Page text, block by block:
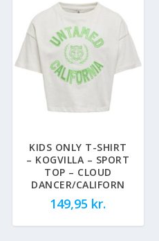
KIDS ONLY T-SHIRT
– KOGVILLA – SPORT
TOP – CLOUD
DANCER/CALIFORN
149,95 kr.